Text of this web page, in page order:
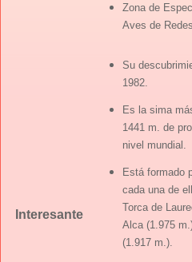
Zona de
Aves de
Interesante
Su
1982.
Es la sima
1441 m. de
nivel mundial.
Está formado
cada una de
Torca de
Alca (1.975
(1.917 m.).